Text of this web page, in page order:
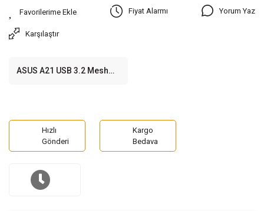
Fiyat Alarmı Yorum Yaz
Karşılaştır
ASUS A21 USB 3.2 Mesh
Hızlı
Gönderi
Kargo
Bedava